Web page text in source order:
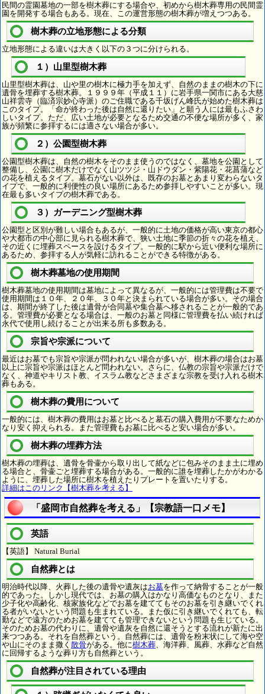
民間の霊園墓地の一部を樹木葬にする場合や、初めから樹木葬専用の民間霊
園を開発する場合もある。現在、この運営形態の樹木葬が増えつつある。
樹木葬の立地形態による分類
立地形態による違いは大きく以下の３つに分けられる。
１）山里型樹木葬
山里型樹木葬は、山や里の樹木に極力手を加えず、自然のままの樹木の下に
遺骨を埋葬する樹木葬。１９９９年（平成１１）に岩手県一関市にある大慈
山祥雲寺（臨済宗妙心寺派）のご住職である千坂げん峰氏が始めた樹木葬は
このタイプ。「命が終わった後は自然に還りたい」と願う人には最もふさわ
しいタイプ。ただ、広い土地が必要となるため交通の不便な場所が多く、家
族が頻繁に参拝するには適さない場合が多い。
２）公園型樹木葬
公園型樹木葬は、自然の樹木をそのまま使うのではなく、墓地を公園として
整備し、公園に樹木だけでなく山ツツジ・山ドウダン・紫陽花・花菖蒲など
の花を植えるタイプ。墓石がない以外は、既存のお墓とあまり変わらないタ
イプで、一般的に利便性の良い場所にあるため参拝しやすいことが多い。現
在最も多いタイプの樹木葬である。
３）ガーデニング型樹木葬
公園型と区別が難しい場合もあるが、一般的に土地の価格が高い東京の都心
や大都市の中心部に見られる樹木葬で、狭い土地に季節の折々の花を植え、
その近くに埋葬スペースを設けるタイプ。一般的に駅から近い便利な場所に
あるため、参拝する人が気軽に訪れることができる特徴がある。
樹木葬墓地の使用期間
樹木葬墓地の使用期間は墓地によって異なるが、一般的には管理費は不要で
使用期間は１０年、２０年、３０年と決まられている場合が多い。その場合
は、期間が終了した後は遺骨が合同墓や集合墓へ移されることが一般的であ
る。管理費が必要となる場合は、一般のお墓と同様に管理費を払い続ければ
永代で使用し続けることが出来る所も多数ある。
宗旨や宗派について
最近はお墓でも宗旨や宗派が問われない場合が多いが、樹木葬の場合はお墓
以上に宗旨や宗派はほとんど問われない。さらに、仏教の宗旨や宗派だけで
なく、神道やキリスト教、イスラム教などさまざまな宗教を受け入れる樹木
葬もある。
樹木葬の費用について
一般的には、樹木葬の費用はお墓と比べると墓石の購入費用が不要なためか
なり安く抑えられる。また管理費もお墓に比べると安い場合が多い。
樹木葬の埋葬方法
樹木葬の埋葬は、遺骨を骨壷から取り出して紙などに包みそのまま土に埋め
る場合と、骨壷ごと埋葬する場合がある。一般的に誰を埋葬したかがわかる
ように、埋葬した場所に樹木を植えたりプレートを置いたりする。
詳細はこのリンク【樹木葬を考える】
「盛岡市自然葬を考える」【宗教語一口メモ】
英語
【英語】 Natural Burial
自然葬とは
明治時代以降、火葬した後の遺骨や遺灰はお墓を作って納骨することが一般
的であった。しかし現代では、お墓の購入はかなり高価なものとなり、また
少子化や高齢化、核家族化などでお墓を建ててもそのお墓を引き継いでくれ
る者がいないという問題も生まれている。また仮に引き継いでくれても、転
勤などで遠方のためお墓を建てても管理できないという問題も生じている。
そのためお墓の代わりに、遺骨や遺灰を自然に還そうとする流れが新たに出
来つつある。それを自然葬という。自然葬には、遺骨を粉末状にして海や空
や山にそのまま撒く 散骨がある。他に樹木葬、海洋葬、風葬、水葬など自然
に回帰するような葬り方も自然葬という。
自然葬が注目されている理由